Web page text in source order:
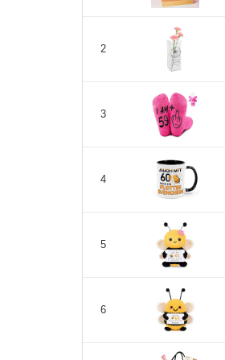
2
3
4
5
6